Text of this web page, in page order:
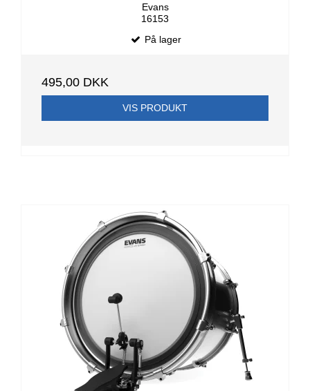
Evans
16153
På lager
495,00 DKK
VIS PRODUKT